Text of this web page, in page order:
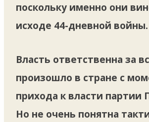
поскольку именно они
исходе 44-дневной войны.
Власть ответственна за
произошло в стране с
прихода к власти партии
Но не очень понятна